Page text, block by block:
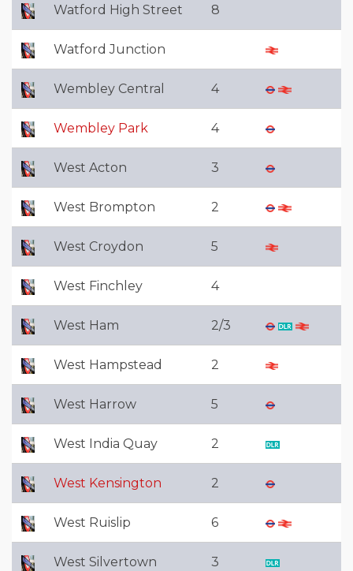
Watford High Street 8
Watford Junction
Wembley Central 4
Wembley Park 4
West Acton 3
West Brompton 2
West Croydon 5
West Finchley 4
West Ham 2/3
West Hampstead 2
West Harrow 5
West India Quay 2
West Kensington 2
West Ruislip 6
West Silvertown 3